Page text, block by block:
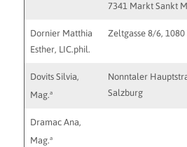
7341 Markt Sankt
Dornier Matthia
Esther, LIC.phil.
Zeltgasse 8/6, 1080
Dovits Silvia,
Mag.a
Nonntaler
Salzburg
Dramac Ana,
Mag.a